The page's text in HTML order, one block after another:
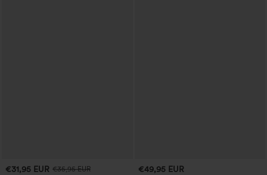
€31,95 EUR €35,95 EUR
€49,95 EUR